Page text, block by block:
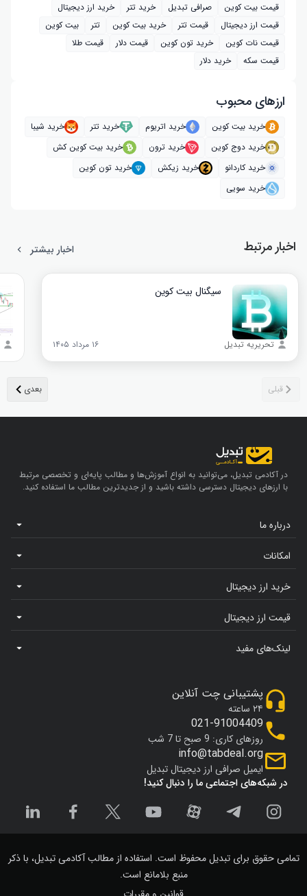
قیمت بیت کوین صرافی تبدیل خرید تتر
خرید ارز دیجیتال
قیمت ارز دیجیتال
قیمت تتر خرید بیت‌ کوین تتر
بیت کوین
قیمت نات کوین
خرید تون کوین قیمت دلار
قیمت طلا
قیمت سکه
خرید دلار
ارز‌های محبوب
خرید بیت کوین خرید اتریوم خرید تتر
خرید شیبا
خرید دوج کوین
خرید ترون
خرید بیت کوین کش
خرید کاردانو
خرید زیکش
خرید تون کوین
خرید سویی
اخبار مرتبط اخبار بیشتر
سیگنال بیت‌ کوین
تحریریه تبدیل ۱۶ مرداد ۱۴۰۵
در آکادمی تبدیل، می‌توانید به انواع آموزش‌ها و مطالب پایه‌ای و تخصصی مرتبط
با ارزهای دیجیتال دسترسی داشته باشید و از جدیدترین مطالب ما استفاده کنید.
درباره ما
امکانات
خرید ارز دیجیتال
قیمت ارز دیجیتال
لینک‌های مفید
در شبکه‌های اجتماعی ما را دنبال کنید!
پشتیبانی چت آنلاین
۲۴ ساعته
021-91004409
روزهای کاری: 9 صبح تا 7 شب
info@tabdeal.org
ایمیل صرافی ارز دیجیتال تبدیل
تمامی حقوق برای تبدیل محفوظ است. استفاده از مطالب آکادمی تبدیل، با ذکر
منبع بلامانع است.